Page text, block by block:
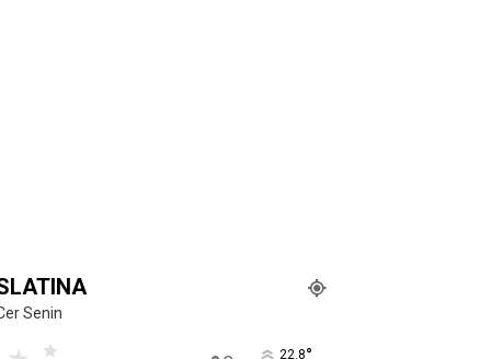
Senin
22.8